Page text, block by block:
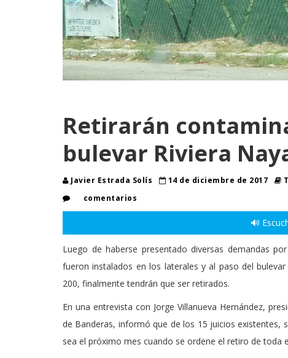
Retirarán
bulevar Riviera
Javier Estrada Solís 14 de diciembre de 2017
comentarios
🔊
Luego de haberse presentado diversas demandas
fueron instalados en los laterales y al paso del
200, finalmente tendrán que ser retirados.
En una entrevista con Jorge Villanueva Hernández,
de Banderas, informó que de los 15 juicios existentes,
sea el próximo mes cuando se ordene el retiro de toda